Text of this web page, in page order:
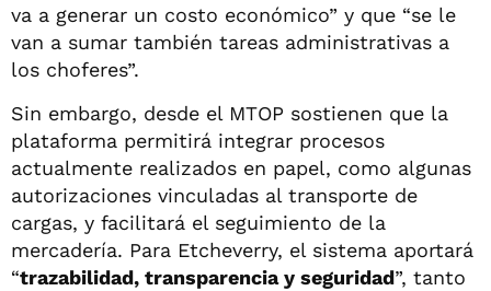
va a generar un costo económico” y que “se le
van a sumar también tareas administrativas a
los choferes”.
Sin embargo, desde el MTOP sostienen que la
plataforma permitirá integrar procesos
actualmente realizados en papel, como algunas
autorizaciones vinculadas al transporte de
cargas, y facilitará el seguimiento de la
mercadería. Para Etcheverry, el sistema aportará
“trazabilidad, transparencia y seguridad”, tanto